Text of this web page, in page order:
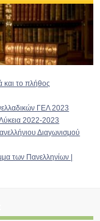
και το πλήθος
ΓΕΛ 2023
2022-2023
Διαγωνισμού
των Πανελληνίων |